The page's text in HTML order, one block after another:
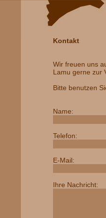
Kontakt
Wir freuen uns
Lamu gerne zur
Bitte benutzen
Name:
Telefon:
E-Mail:
Ihre Nachricht: